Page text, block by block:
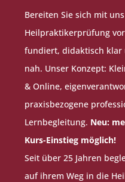
Bereiten Sie sich mit
Heilpraktikerprüfung
fundiert, didaktisch klar
nah. Unser Konzept:
& Online,
praxisbezogene
Lernbegleitung. Neu:
Kurs-Einstieg möglich!
Seit über 25 Jahren
auf ihrem Weg in die